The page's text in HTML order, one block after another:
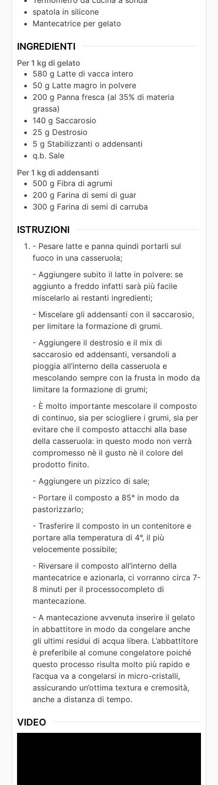
spatola in silicone
Mantecatrice per gelato
INGREDIENTI
Per 1 kg di gelato
580 g Latte di vacca intero
50 g Latte magro in polvere
200 g Panna fresca (al 35% di materia
grassa)
140 g Saccarosio
25 g Destrosio
5 g Stabilizzanti o addensanti
q.b. Sale
Per 1 kg di addensanti
500 g Fibra di agrumi
200 g Farina di semi di guar
300 g Farina di semi di carruba
ISTRUZIONI
- Pesare latte e panna quindi portarli sul
fuoco in una casseruola;
- Aggiungere subito il latte in polvere: se
aggiunto a freddo infatti sarà più facile
miscelarlo ai restanti ingredienti;
- Miscelare gli addensanti con il saccarosio,
per limitare la formazione di grumi.
- Aggiungere il destrosio e il mix di
saccarosio ed addensanti, versandoli a
pioggia all’interno della casseruola e
mescolando sempre con la frusta in modo da
limitare la formazione di grumi;
- È molto importante mescolare il composto
di continuo, sia per sciogliere i grumi, sia per
evitare che il composto attacchi alla base
della casseruola: in questo modo non verrà
compromesso nè il gusto nè il colore del
prodotto finito.
- Aggiungere un pizzico di sale;
- Portare il composto a 85° in modo da
pastorizzarlo;
- Trasferire il composto in un contenitore e
portare alla temperatura di 4°, il più
velocemente possibile;
- Riversare il composto all’interno della
mantecatrice e azionarla, ci vorranno circa 7-
8 minuti per il processocompleto di
mantecazione.
- A mantecazione avvenuta inserire il gelato
in abbattitore in modo da congelare anche
gli ultimi residui di acqua libera. L’abbattitore
è preferibile al comune congelatore poiché
questo processo risulta molto più rapido e
l’acqua va a congelarsi in micro-cristalli,
assicurando un’ottima textura e cremosità,
anche a distanza di tempo.
VIDEO